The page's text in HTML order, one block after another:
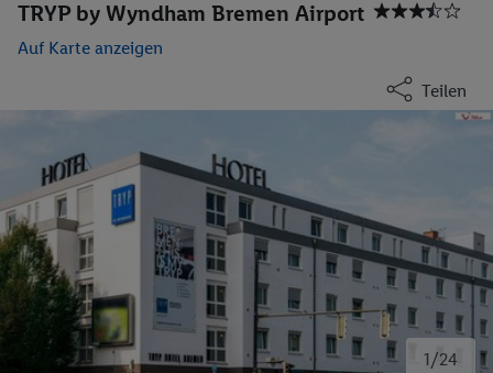
TRYP by Wyndham Bremen Airport
Auf Karte anzeigen
Teilen
1/24